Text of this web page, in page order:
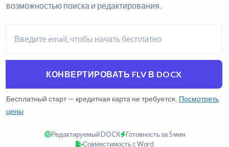
возможностью поиска и редактирования.
КОНВЕРТИРОВАТЬ FLV В DOCX
Бесплатный старт — кредитная карта не требуется. Посмотреть
цены
Редактируемый DOCX
Готовность за 5 мин
Совместимость с Word